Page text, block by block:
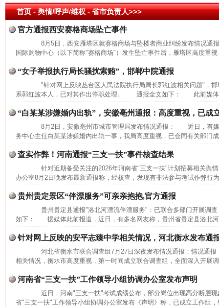
首页- 舆情/呼声/维权 -省市负责人>>>
官方通报西安赛格商场坠亡事件
8月5日，西安雁塔区就赛格商场与坠楼者商业纠纷发布情况
国际购物中心（以下简称"赛格商场"）发生坠亡事件后，雁塔区高度重
“女子举报执行局长骚扰索贿”，邯郸中院通报
"针对网上反映丛台区人民法院执行局局长郭红波相关问题"，邯
系郭红波本人，已对其作出停职处理。 通报全文如下： 此前媒体
“白某某涉嫌婚内出轨”，安徽亳州通报：高度重视，已成
8月2日，安徽亳州市城市管理局发布情况通报： 近日，有媒
务中心主任白某某涉嫌婚内出轨一事，我局高度重视，已会同有关部门
查实作弊！河南通报“三支一扶”事件核查结果
针对近期备受关注的2026年河南省"三支一扶"计划招募相关舆
办公室8月2日晚发布最新通报称，经核查，发现有非法参与考试作弊行
贵州贵定景区“伴漂服务”可亲亲抱抱,官方通报
贵州贵定县通报"洛北河漂流伴漂服务"：已联合多部门开展调查
如下： 据媒体此前报道，近日，有多名网友称，贵州省贵定县洛北
针对网上反映的安平志臻中学相关情况，河北衡水发布通
河北省衡水市联合调查组7月27日深夜发布情况通报：情况通
相关情况，衡水市高度重视，第一时间成立联合调查组，全面深入开展
河南省“三支一扶”工作领导小组协调办公室发布声明
近日，河南"三支一扶"考试成绩公布，部分岗位出现高分断层现
省"三支一扶"工作领导小组协调办公室发布《声明》称，已成立工作组